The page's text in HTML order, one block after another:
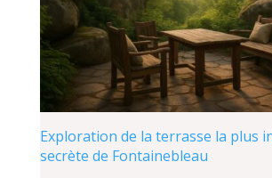
Exploration de la terrasse la plus
secrète de Fontainebleau